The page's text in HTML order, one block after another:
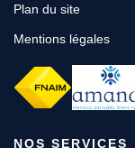
Plan du site
Mentions légales
NOS SERVICES